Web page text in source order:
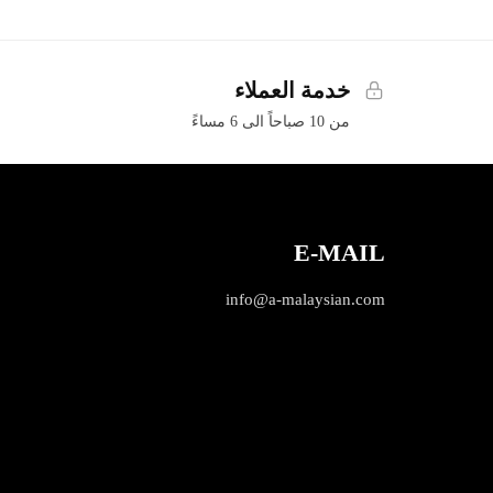
خدمة العملاء
من 10 صباحاً الى 6 مساءً
E-MAIL
info@a-malaysian.com